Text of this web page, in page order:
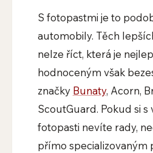
S fotopastmi je to
automobily. Těch
nelze říct, která je
hodnoceným však
značky Bunaty, Acorn,
ScoutGuard. Pokud si s
fotopasti nevíte rady,
přímo specializovaným